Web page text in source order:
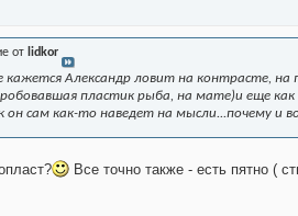
от lidkor
Александр ловит на контрасте, на
пластик рыба, на мате)и еще
сам как-то наведет на мысли...почему и
Все точно также - есть пятно